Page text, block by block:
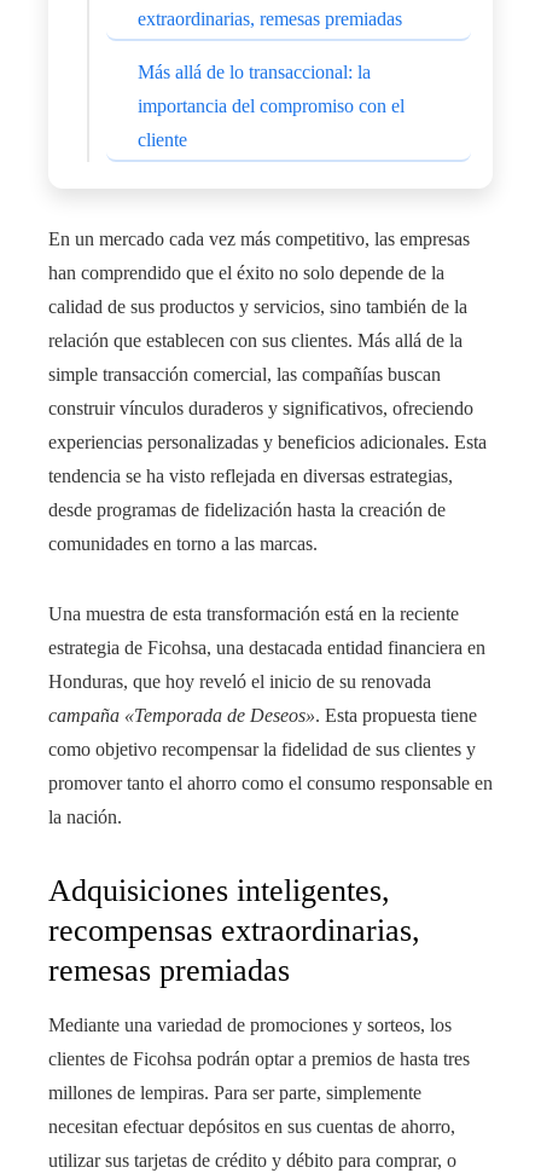
extraordinarias, remesas premiadas
Más allá de lo transaccional: la
importancia del compromiso con el
cliente
En un mercado cada vez más competitivo, las empresas
han comprendido que el éxito no solo depende de la
calidad de sus productos y servicios, sino también de la
relación que establecen con sus clientes. Más allá de la
simple transacción comercial, las compañías buscan
construir vínculos duraderos y significativos, ofreciendo
experiencias personalizadas y beneficios adicionales. Esta
tendencia se ha visto reflejada en diversas estrategias,
desde programas de fidelización hasta la creación de
comunidades en torno a las marcas.
Una muestra de esta transformación está en la reciente
estrategia de Ficohsa, una destacada entidad financiera en
Honduras, que hoy reveló el inicio de su renovada
campaña «Temporada de Deseos». Esta propuesta tiene
como objetivo recompensar la fidelidad de sus clientes y
promover tanto el ahorro como el consumo responsable en
la nación.
Adquisiciones inteligentes,
recompensas extraordinarias,
remesas premiadas
Mediante una variedad de promociones y sorteos, los
clientes de Ficohsa podrán optar a premios de hasta tres
millones de lempiras. Para ser parte, simplemente
necesitan efectuar depósitos en sus cuentas de ahorro,
utilizar sus tarjetas de crédito y débito para comprar, o